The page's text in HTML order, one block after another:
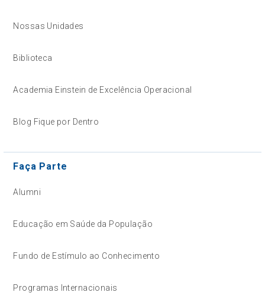
Nossas Unidades
Biblioteca
Academia Einstein de Excelência Operacional
Blog Fique por Dentro
Faça Parte
Alumni
Educação em Saúde da População
Fundo de Estímulo ao Conhecimento
Programas Internacionais